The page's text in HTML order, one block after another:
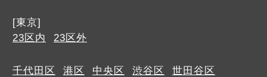
[東京]
23区内
23区外
千代田区 港区 中央区 渋谷区
世田谷区